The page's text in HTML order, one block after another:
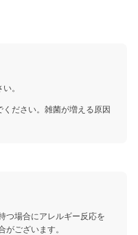
。
ださい。雑菌が増える原因
つ場合にアレルギー反応を
がございます。